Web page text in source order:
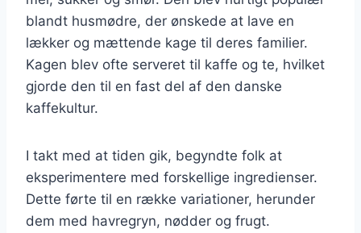
blandt husmødre, der ønskede at lave en
lækker og mættende kage til deres familier.
Kagen blev ofte serveret til kaffe og te, hvilket
gjorde den til en fast del af den danske
kaffekultur.
I takt med at tiden gik, begyndte folk at
eksperimentere med forskellige ingredienser.
Dette førte til en række variationer, herunder
dem med havregryn, nødder og frugt.